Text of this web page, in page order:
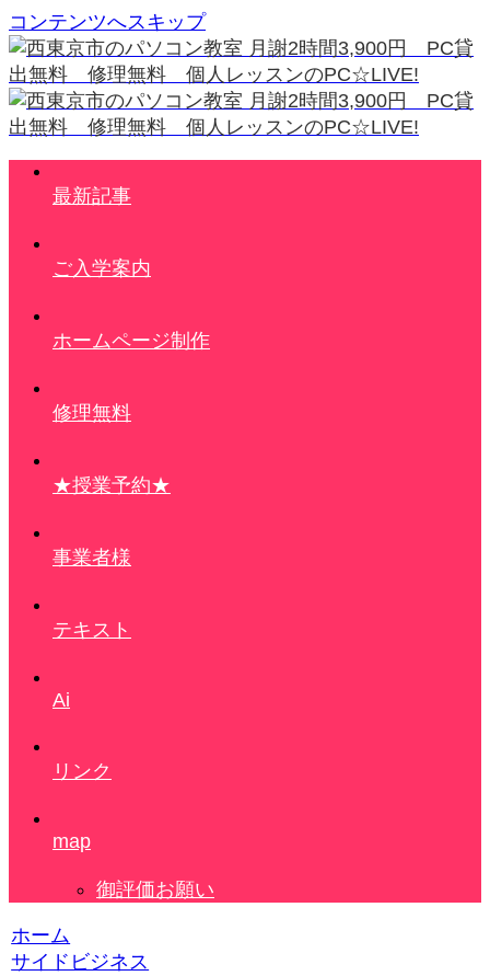
コンテンツへスキップ
最新記事
ご入学案内
ホームページ制作
修理無料
★授業予約★
事業者様
テキスト
Ai
リンク
map
御評価お願い
ホーム
サイドビジネス